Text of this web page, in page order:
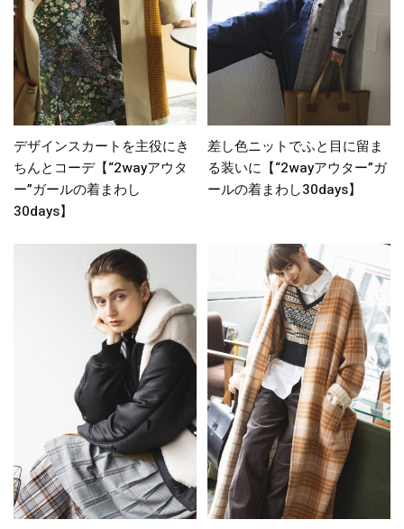
デザインスカートを主役にき
ちんとコーデ【“2wayアウタ
ー”ガールの着まわし
30days】
差し色ニットでふと目に留ま
る装いに【“2wayアウター”ガ
ールの着まわし30days】